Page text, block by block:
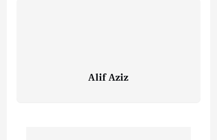
Alif Aziz